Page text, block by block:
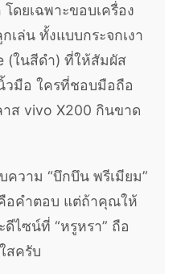
ดยเฉพาะขอบเครื่อง
เล่น ทั้งแบบกระจกเงา
(ในสีดำ) ที่ให้สัมผัส
วมือ ใครที่ชอบมือถือ
ส vivo X200 กินขาด
วาม “บึกบึน พรีเมียม”
อคำตอบ แต่ถ้าคุณให้
ดีไซน์ที่ “หรูหรา” ถือ
สครับ